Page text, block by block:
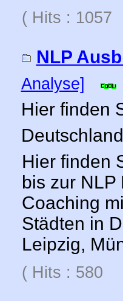
( Hits : 1057
NLP
Analyse]
Hier finden
Deutschland
Hier finden
bis zur NLP
Coaching
Städten in
Leipzig,
( Hits : 580